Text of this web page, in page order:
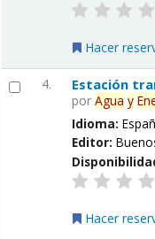
Hacer
4. Estación
porAgua y
Idioma:
Editor:
Hacer